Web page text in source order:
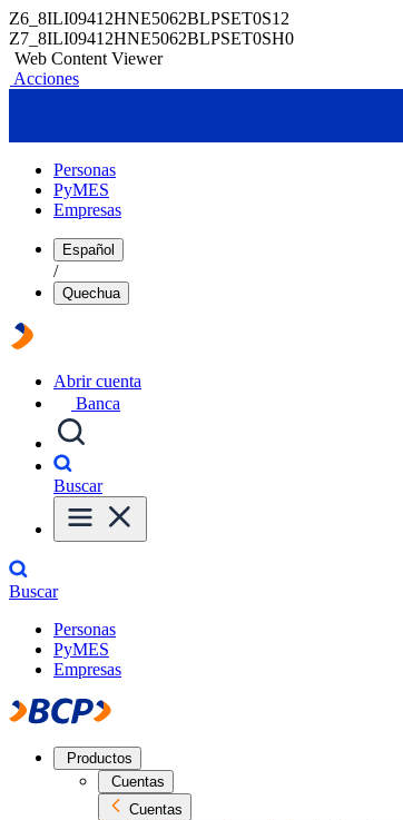
Z6_8ILI09412HNE5062BLPSET0S12
Z7_8ILI09412HNE5062BLPSET0SH0
Web Content Viewer
Acciones
Personas
PyMES
Empresas
Español
/
Quechua
Abrir cuenta
Banca
Buscar
Buscar
Personas
PyMES
Empresas
Productos
Cuentas
Cuentas